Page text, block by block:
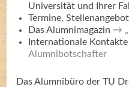
Universität und Ihrer
Termine,
Das Alumnimagazin
Internationale
Alumnibotschafter
Das Alumnibüro der TU